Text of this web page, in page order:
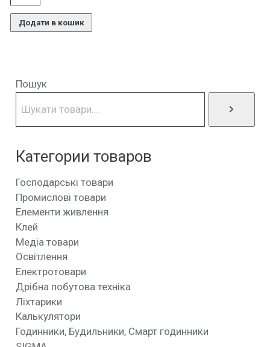
Додати в кошик
Пошук
Категории товаров
Господарські товари
Промислові товари
Елементи живлення
Клей
Медіа товари
Освітлення
Електротовари
Дрібна побутова техніка
Ліхтарики
Калькулятори
Годинники, Будильники, Смарт годинники